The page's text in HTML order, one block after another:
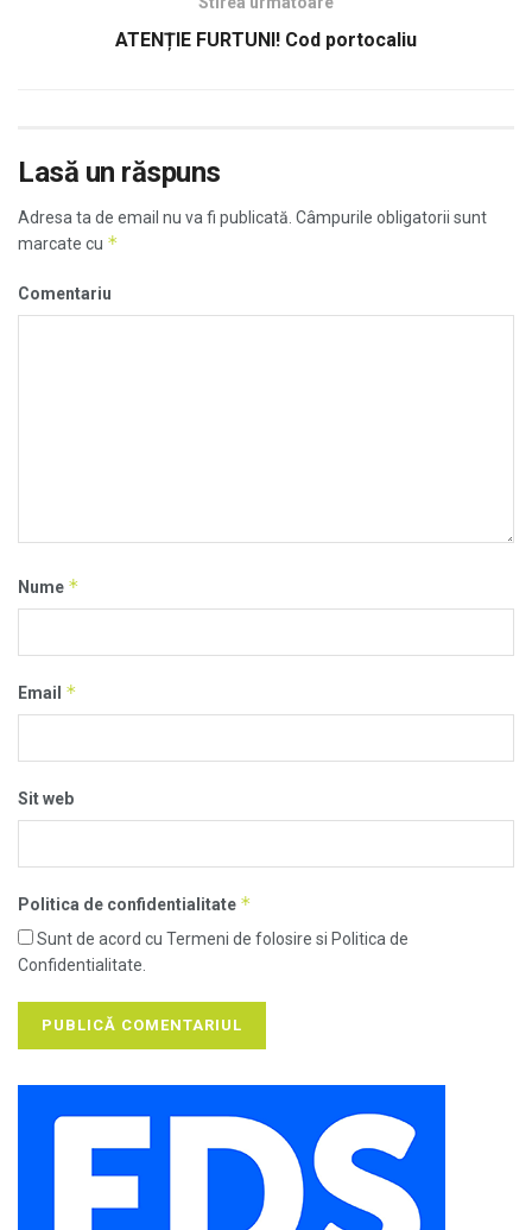
ATENȚIE FURTUNI! Cod portocaliu
Lasă un răspuns
Adresa ta de email nu va fi publicată. Câmpurile obligatorii sunt
marcate cu *
Comentariu
Nume *
Email *
Sit web
Politica de confidentialitate *
Sunt de acord cu Termeni de folosire si Politica de
Confidentialitate.